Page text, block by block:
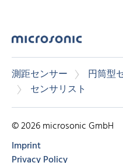
測距センサー 円筒型
センサリスト
© 2026 microsonic GmbH
Imprint
Privacy Policy